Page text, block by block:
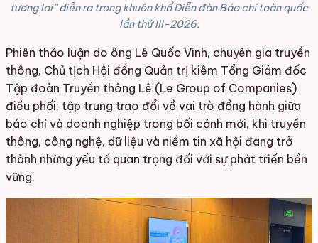
tương lai” diễn ra trong khuôn khổ Diễn đàn Báo chí toàn quốc
lần thứ III-2026.
Phiên thảo luận do ông Lê Quốc Vinh, chuyên gia truyền
thông, Chủ tịch Hội đồng Quản trị kiêm Tổng Giám đốc
Tập đoàn Truyền thông Lê (Le Group of Companies)
điều phối; tập trung trao đổi về vai trò đồng hành giữa
báo chí và doanh nghiệp trong bối cảnh mới, khi truyền
thông, công nghệ, dữ liệu và niềm tin xã hội đang trở
thành những yếu tố quan trọng đối với sự phát triển bền
vững.